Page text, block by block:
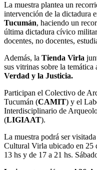
La muestra plantea un
intervención de la dictadura
Tucumán, haciendo un
última dictadura cívico
docentes, no docentes,
Además, la Tienda Virla
sus vitrinas sobre la temática
Verdad y la Justicia.
Participan el Colectivo de
Tucumán (CAMIT) y el
Interdisciplinario de
(LIGIAAT).
La muestra podrá ser
Cultural Virla ubicado en 25
13 hs y de 17 a 21 hs.